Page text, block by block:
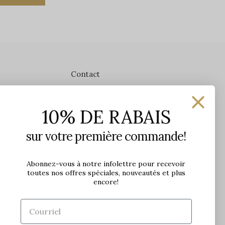
Contact
1650 avenue Jules-Verne, Local 103
G2G 2R1, Québec, Canada
Lundi: 9h - 17h
Mardi: 9h - 17h
Mercredi: 9h - 18h
Jeudi: 9h - 21h
10% DE RABAIS
sur votre première commande!
Abonnez-vous à notre infolettre pour recevoir
toutes nos offres spéciales, nouveautés et plus
encore!